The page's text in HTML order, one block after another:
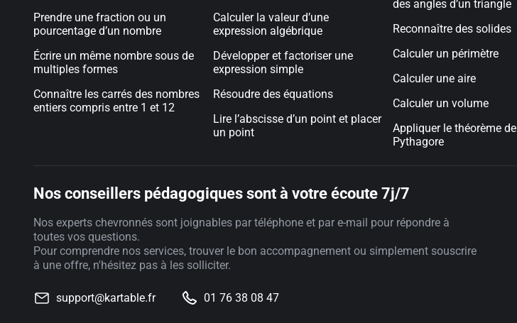
Prendre une fraction ou un
pourcentage d’un nombre
Écrire un même nombre sous de
multiples formes
Connaître les carrés des nombres
entiers compris entre 1 et 12
Calculer la valeur d’une
expression algébrique
Développer et factoriser une
expression simple
Résoudre des équations
Lire l’abscisse d’un point et placer
un point
des angles d’un triangle
Reconnaître des solides
Calculer un périmètre
Calculer une aire
Calculer un volume
Appliquer le théorème de
Pythagore
Nos conseillers pédagogiques sont à votre écoute 7j/7
Nos experts chevronnés sont joignables par téléphone et par e-mail pour répondre à
toutes vos questions.
Pour comprendre nos services, trouver le bon accompagnement ou simplement souscrire
à une offre, n'hésitez pas à les solliciter.
support@kartable.fr 01 76 38 08 47